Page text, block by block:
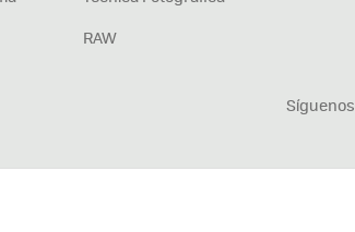
Síguenos
RAW